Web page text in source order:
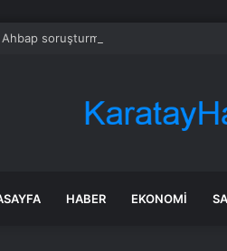
Ahbap soruşturmasında iş insanı
HABER EKONOMI